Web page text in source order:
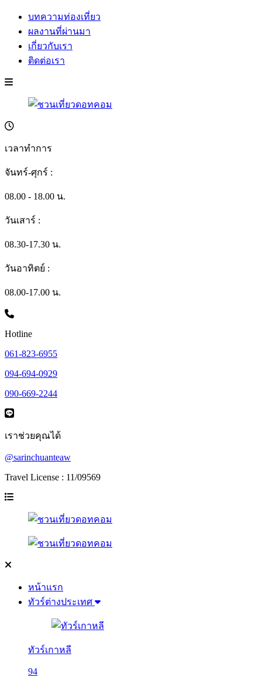
บทความท่องเที่ยว
ผลงานที่ผ่านมา
เกี่ยวกับเรา
ติดต่อเรา
เวลาทำการ
จันทร์-ศุกร์ :
08.00 - 18.00 น.
วันเสาร์ :
08.30-17.30 น.
วันอาทิตย์ :
08.00-17.00 น.
Hotline
061-823-6955
094-694-0929
090-669-2244
เราช่วยคุณได้
@sarinchuanteaw
Travel License : 11/09569
หน้าแรก
ทัวร์ต่างประเทศ
ทัวร์เกาหลี
94